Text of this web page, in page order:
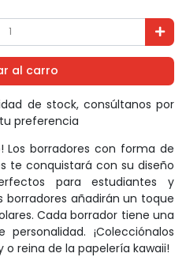
al carro
de stock, consúltanos por
preferencia
Los borradores con forma de
te conquistará con su diseño
para estudiantes y
añadirán un toque
Cada borrador tiene una
¡Colecciónalos
reina de la papelería kawaii!